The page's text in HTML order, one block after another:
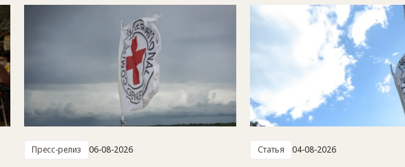
Пресс-релиз 06-08-2026 Статья 04-08-2026